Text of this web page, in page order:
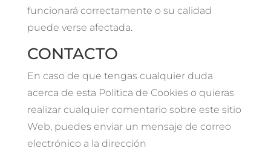
funcionará correctamente o su calidad
puede verse afectada.
CONTACTO
En caso de que tengas cualquier duda
acerca de esta Política de Cookies o quieras
realizar cualquier comentario sobre este sitio
Web, puedes enviar un mensaje de correo
electrónico a la dirección